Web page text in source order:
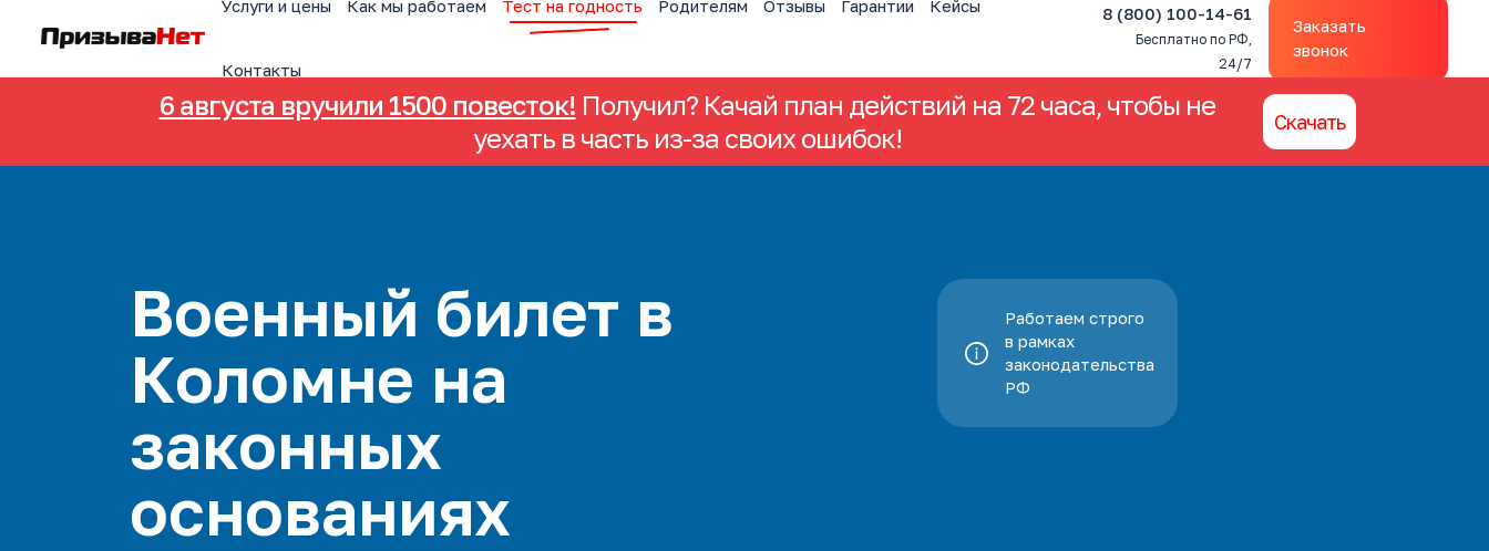
Услуги и цены Как мы работаем Тест на годность Родителям Отзывы Гарантии Кейсы
Контакты
8 (800) 100-14-61
Бесплатно по РФ,
24/7
Заказать
звонок
6 августа вручили 1500 повесток! Получил? Качай план действий на 72 часа, чтобы не
уехать в часть из-за своих ошибок!
Скачать
Военный билет в
Коломне на
законных
основаниях
Работаем строго
в рамках
законодательства
РФ